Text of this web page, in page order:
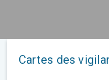
Cartes des